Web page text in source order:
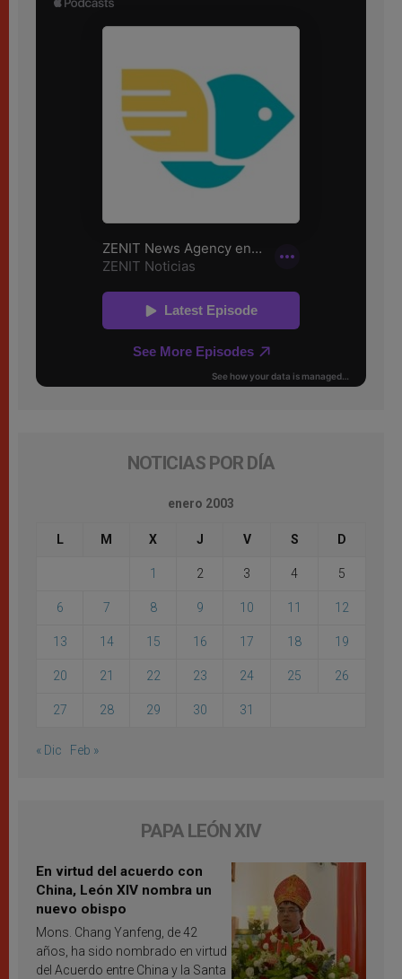
NOTICIAS POR DÍA
enero 2003
L M X J V S D
1 2 3 4 5
6 7 8 9 10 11 12
13 14 15 16 17 18 19
20 21 22 23 24 25 26
27 28 29 30 31
« Dic Feb »
PAPA LEÓN XIV
En virtud del acuerdo con
China, León XIV nombra un
nuevo obispo
Mons. Chang Yanfeng, de 42
años, ha sido nombrado en virtud
del Acuerdo entre China y la Santa